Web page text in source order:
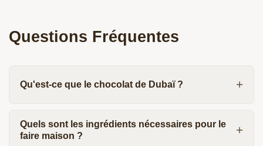
Questions Fréquentes
Qu'est-ce que le chocolat de Dubaï ?
Quels sont les ingrédients nécessaires pour le
faire maison ?